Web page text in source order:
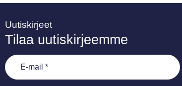
Uutiskirjeet
Tilaa uutiskirjeemme